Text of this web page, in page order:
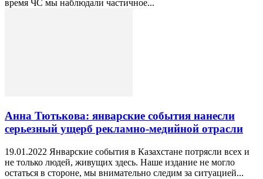
время ЧС мы наблюдали частичное...
Анна Тютькова: январские события нанесли
серьезный ущерб рекламно-медийной отрасли
19.01.2022 Январские события в Казахстане потрясли всех и
не только людей, живущих здесь. Наше издание не могло
остаться в стороне, мы внимательно следим за ситуацией...